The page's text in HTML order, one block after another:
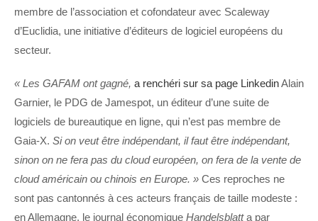
membre de l’association et cofondateur avec Scaleway
d’Euclidia, une initiative d’éditeurs de logiciel européens du
secteur.
« Les GAFAM ont gagné, a renchéri sur sa page LinkedinAlain
Garnier, le PDG de Jamespot, un éditeur d’une suite de
logiciels de bureautique en ligne, qui n’est pas membre de
Gaia-X. Si on veut être indépendant, il faut être indépendant,
sinon on ne fera pas du cloud européen, on fera de la vente de
cloud américain ou chinois en Europe. » Ces reproches ne
sont pas cantonnés à ces acteurs français de taille modeste :
en Allemagne, le journal économique Handelsblatta par